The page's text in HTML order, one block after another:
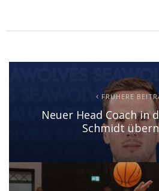
FRÜHERE
Neuer Head Coach in
Schmidt